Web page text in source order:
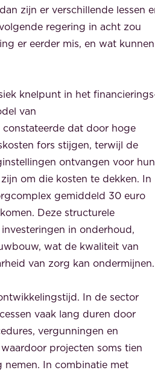
zijn er verschillende lessen
regering in acht zou
er eerder mis, en wat kunnen
knelpunt in het
van
dat door hoge
fors stijgen, terwijl de
ontvangen voor hun
om die kosten te dekken. In
gemiddeld 30 euro
Deze structurele
in onderhoud,
wat de kwaliteit van
van zorg kan ondermijnen.
In de sector
vaak lang duren door
vergunningen en
projecten soms tien
nemen. In combinatie met